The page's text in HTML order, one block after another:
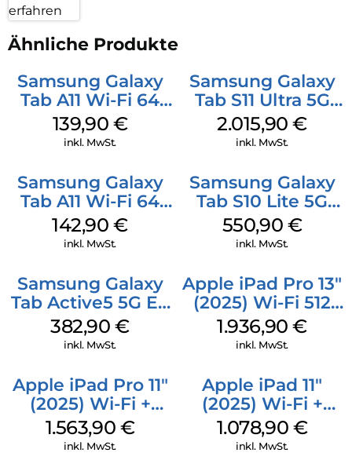
erfahren
Ähnliche Produkte
Samsung Galaxy
Tab A11 Wi-Fi 64
GB Silver
139,90 €
inkl. MwSt.
Samsung Galaxy
Tab S11 Ultra 5G
512 GB Gray
2.015,90€
inkl. MwSt.
Samsung Galaxy
Tab A11 Wi-Fi 64
GB Gray
142,90€
inkl. MwSt.
Samsung Galaxy
Tab S10 Lite 5G
256 GB Gray
550,90 €
inkl. MwSt.
Samsung Galaxy
Tab Active5 5G EE
128 GB Black
382,90€
inkl. MwSt.
Apple iPad Pro 13″
(2025) Wi-Fi 512
GB Standardglas
Space Schwarz
1.936,90€
inkl. MwSt.
Apple iPad Pro 11″
(2025) Wi-Fi +
Cellular 256 GB
Standardglas
1.563,90 €
inkl. MwSt.
Apple iPad 11″
(2025) Wi-Fi +
Cellular 512 GB
Gelb
1.078,90 €
inkl. MwSt.